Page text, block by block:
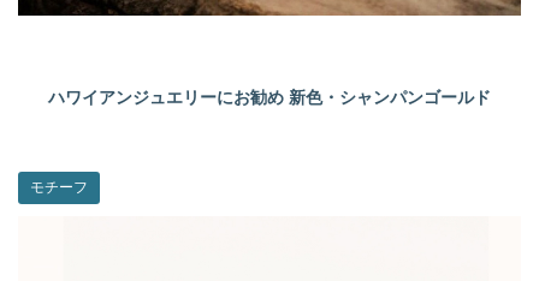
ハワイアンジュエリーにお勧め 新色・シャンパンゴールド
モチーフ